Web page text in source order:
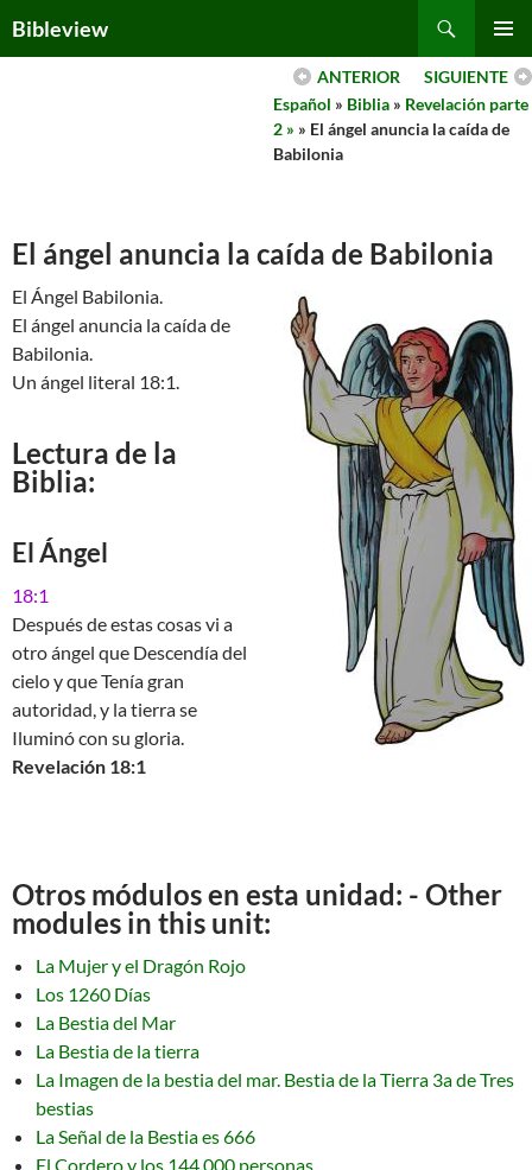
toBibleview
MENU
SIGUIENTE
ANTERIOR
Español » Biblia » Revelación parte
2 » » El ángel anuncia la caída de
Babilonia
El ángel anuncia la caída de Babilonia
El Ángel Babilonia.
El ángel anuncia la caída de
Babilonia.
Un ángel literal 18:1.
Lectura de la
Biblia:
El Ángel
18:1
Después de estas cosas vi a
otro ángel que Descendía del
cielo y que Tenía gran
autoridad, y la tierra se
Iluminó con su gloria.
Revelación 18:1
Otros módulos en esta unidad: - Other
modules in this unit:
La Mujer y el Dragón Rojo
Los 1260 Días
La Bestia del Mar
La Bestia de la tierra
La Imagen de la bestia del mar. Bestia de la Tierra 3a de Tres
bestias
La Señal de la Bestia es 666
El Cordero y los 144,000 personas